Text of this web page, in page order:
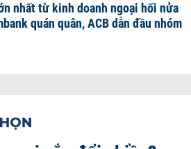
nhất từ kinh doanh ngoại hối nửa
quán quân, ACB dẫn đầu nhóm